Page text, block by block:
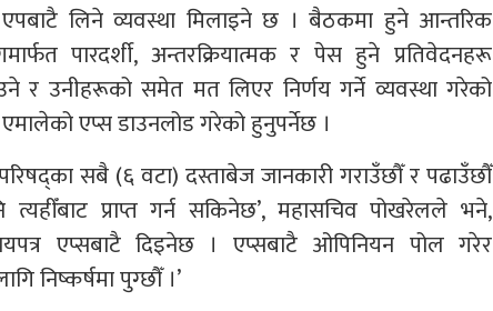
लिने व्यवस्था मिलाइने छ । बैठकमा हुने आन्तरिक
पारदर्शी, अन्तरक्रियात्मक र पेस हुने प्रतिवेदनहरू
र उनीहरूको समेत मत लिएर निर्णय गर्ने व्यवस्था गरेको
एप्स डाउनलोड गरेको हुनुपर्नेछ ।
सबै (६ वटा) दस्ताबेज जानकारी गराउँछौँ र पढाउँछौँ
प्राप्त गर्न सकिनेछ’, महासचिव पोखरेलले भने,
एप्सबाटै दिइनेछ । एप्सबाटै ओपिनियन पोल गरेर
निष्कर्षमा पुग्छौँ ।’